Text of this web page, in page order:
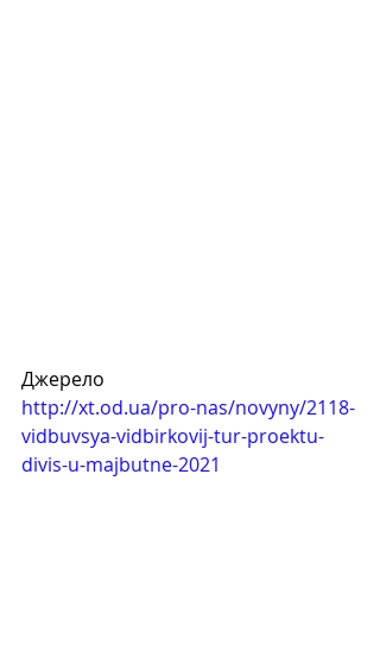
Джерело
http://xt.od.ua/pro-nas/novyny/2118-
vidbuvsya-vidbirkovij-tur-proektu-
divis-u-majbutne-2021